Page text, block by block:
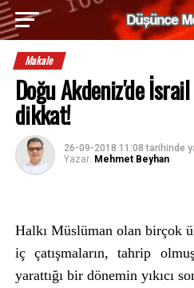
Makale
Doğu Akdeniz'de
dikkat!
26-09-2018 11:08 tarihinde
Yazar: Mehmet Beyhan
Halkı Müslüman olan birçok
iç çatışmaların, tahrip
yarattığı bir dönemin yıkıcı